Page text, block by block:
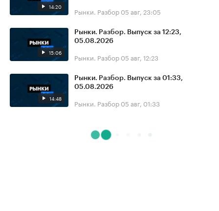
14:20 Рынки. Разбор 05 авг, 23:05
15:06
Рынки. Разбор. Выпуск за 12:23,
05.08.2026
Рынки. Разбор 05 авг, 12:23
14:48
Рынки. Разбор. Выпуск за 01:33,
05.08.2026
Рынки. Разбор 05 авг, 01:33